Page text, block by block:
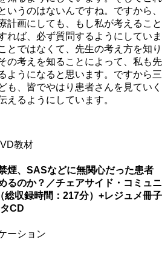
いうのはないんですね。ですから、
計画にしても、もし私が考えること
れば、必ず質問するようにしていま
とではなくて、先生の考え方を知り
の考えを知ることによって、私も先
ようになると思います。ですから三
も、皆でやはり患者さんを見ていく
えるようにしています。
教材
煙、SASなどに無関心だった患者
るのか？／チェアサイド・コミュニ
総収録時間：217分）+レジュメ冊子
CD
ーション